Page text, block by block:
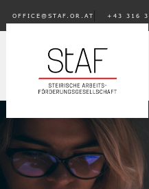
OFFICE@STAF.OR.AT +43 316